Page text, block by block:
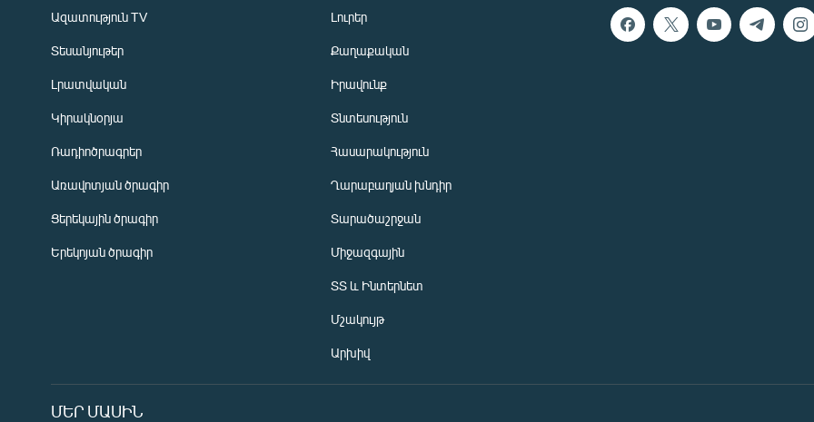
Ազատություն TV
Տեսանյութեր
Լրատվական
Կիրակնօրյա
Ռադիոծրագրեր
Առավոտյան ծրագիր
Ցերեկային ծրագիր
Երեկոյան ծրագիր
Լուրեր
Քաղաքական
Իրավունք
Տնտեսություն
Հասարակություն
Ղարաբաղյան խնդիր
Տարածաշրջան
Միջազգային
ՏՏ և Ինտերնետ
Մշակույթ
Արխիվ
ՄԵՐ ՄԱՍԻՆ